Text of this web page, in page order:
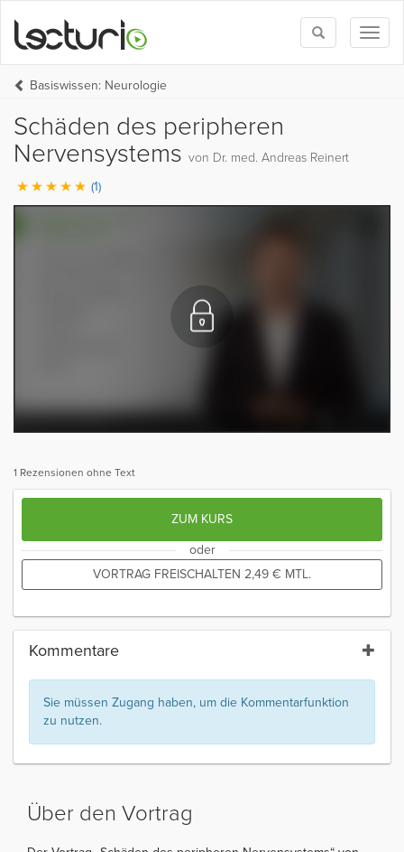
Toggle
search
Basiswissen: Neurologie
Schäden des peripheren
Nervensystems von Dr. med. Andreas Reinert
(1)
1 Rezensionen ohne Text
ZUM KURS
oder
VORTRAG FREISCHALTEN 2,49 € MTL.
Kommentare
Sie müssen Zugang haben, um die Kommentarfunktion
zu nutzen.
Über den Vortrag